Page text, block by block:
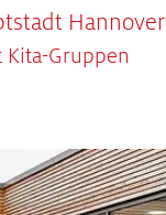
Hannover
Kita-Gruppen